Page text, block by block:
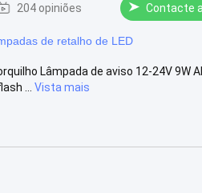
204 opiniões Contacte
de retalho de LED
Lâmpada de aviso 12-24V 9W
...
Vista mais